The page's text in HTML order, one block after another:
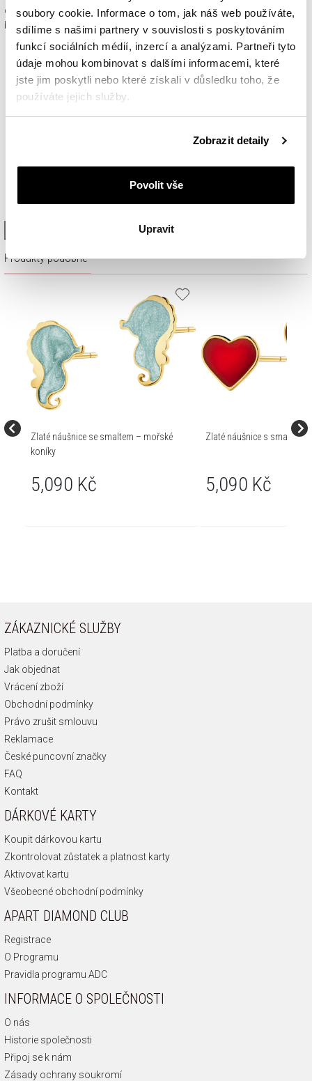
soubory cookie. Informace o tom, jak náš web používáte,
sdílíme s našimi partnery v souvislosti s poskytováním
funkcí sociálních médií, inzercí a analýzami. Partneři tyto
údaje mohou kombinovat s dalšími informacemi, které
jste jim poskytli nebo které získali v důsledku toho, že
používáte jejich služby.
Zásadách ochrany osobních údajů
Zobrazit detaily
Povolit vše
Upravit
dárkem, který můžete bez dalších příprav věnovat svým
blízkým.
Produkty podobné
Zlaté náušnice se smaltem – mořské
koníky
5,090 Kč
Zlaté náušnice s smaltem
5,090 Kč
ZÁKAZNICKÉ SLUŽBY
Platba a doručení
Jak objednat
Vrácení zboží
Obchodní podmínky
Právo zrušit smlouvu
Reklamace
České puncovní značky
FAQ
Kontakt
DÁRKOVÉ KARTY
Koupit dárkovou kartu
Zkontrolovat zůstatek a platnost karty
Aktivovat kartu
Všeobecné obchodní podmínky
APART DIAMOND CLUB
Registrace
O Programu
Pravidla programu ADC
INFORMACE O SPOLEČNOSTI
O nás
Historie společnosti
Připoj se k nám
Zásady ochrany soukromí